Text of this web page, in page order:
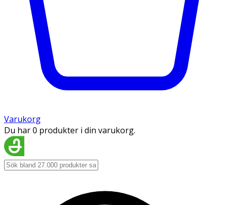
Varukorg
Du har 0 produkter i din varukorg.